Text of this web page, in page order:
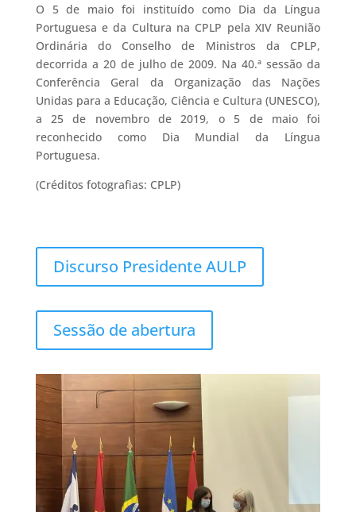
O 5 de maio foi instituído como Dia da Língua
Portuguesa e da Cultura na CPLP pela XIV Reunião
Ordinária do Conselho de Ministros da CPLP,
decorrida a 20 de julho de 2009. Na 40.ª sessão da
Conferência Geral da Organização das Nações
Unidas para a Educação, Ciência e Cultura (UNESCO),
a 25 de novembro de 2019, o 5 de maio foi
reconhecido como Dia Mundial da Língua
Portuguesa.
(Créditos fotografias: CPLP)
Discurso Presidente AULP
Sessão de abertura